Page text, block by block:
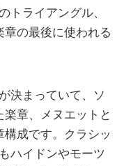
トライアングル、
章の最後に使われる
決まっていて、ソ
章、メヌエットと
構成です。クラシッ
ハイドンやモーツ